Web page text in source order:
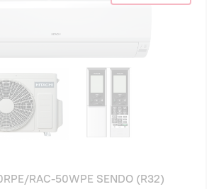
RAC-50WPE SENDO (R32)